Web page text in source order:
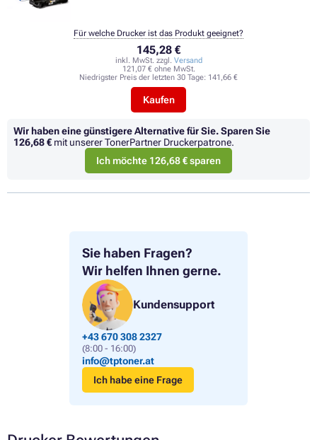
Sie haben Fragen?
Wir helfen Ihnen gerne.
Kundensupport
+43 670 308 2327
(8:00 - 16:00)
info@tptoner.at
Ich habe eine Frage
145,28 €
inkl. MwSt. zzgl. Versand
121,07 € ohne MwSt.
Niedrigster Preis der letzten 30 Tage: 141,66 €
Kaufen
Für welche Drucker ist das Produkt geeignet?
Wir haben eine günstigere Alternative für Sie.Sparen Sie
126,68 € mit unserer TonerPartner Druckerpatrone.
Ich möchte 126,68 € sparen